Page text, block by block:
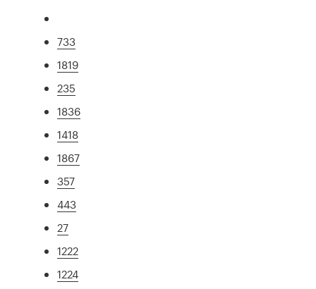
733
1819
235
1836
1418
1867
357
443
27
1222
1224